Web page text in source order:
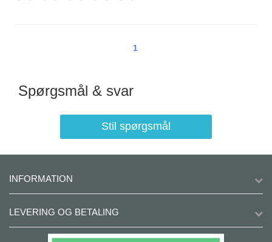
1
Spørgsmål & svar
Stil spørgsmål
INFORMATION
LEVERING OG BETALING